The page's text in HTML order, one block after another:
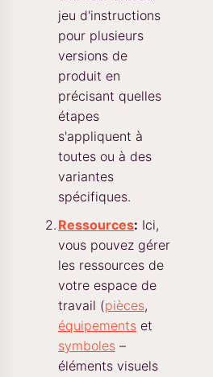
jeu d'instructions
pour plusieurs
versions de
produit en
précisant quelles
étapes
s'appliquent à
toutes ou à des
variantes
spécifiques.
Ressources: Ici,
vous pouvez gérer
les ressources de
votre espace de
travail (pièces,
équipements et
symboles –
éléments visuels